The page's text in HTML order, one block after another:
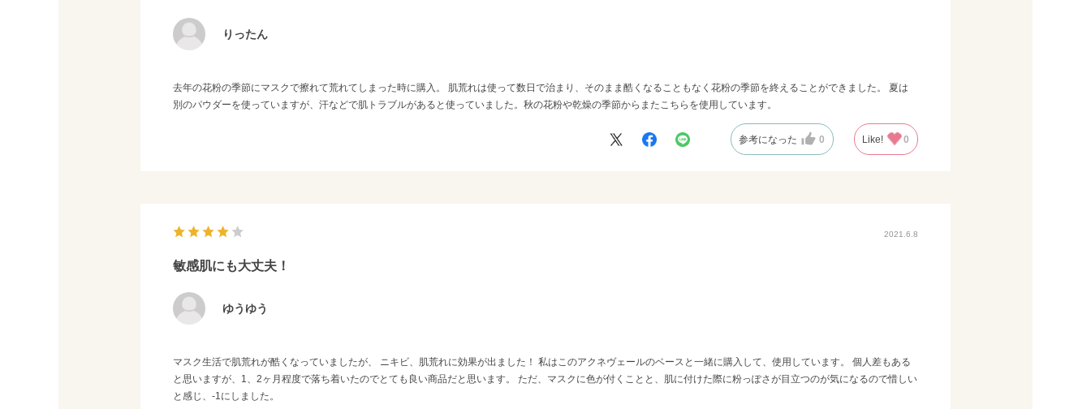
りったん
去年の花粉の季節にマスクで擦れて荒れてしまった時に購入。 肌荒れは使って数日で治まり、そのまま酷くなることもなく花粉の季節を終えることができました。 夏は
別のパウダーを使っていますが、汗などで肌トラブルがあると使っていました。秋の花粉や乾燥の季節からまたこちらを使用しています。
参考になった 0 Like! 0
2021.6.8
敏感肌にも大丈夫！
ゆうゆう
マスク生活で肌荒れが酷くなっていましたが、 ニキビ、肌荒れに効果が出ました！ 私はこのアクネヴェールのベースと一緒に購入して、使用しています。 個人差もある
と思いますが、1、2ヶ月程度で落ち着いたのでとても良い商品だと思います。 ただ、マスクに色が付くことと、肌に付けた際に粉っぽさが目立つのが気になるので惜しい
と感じ、-1にしました。